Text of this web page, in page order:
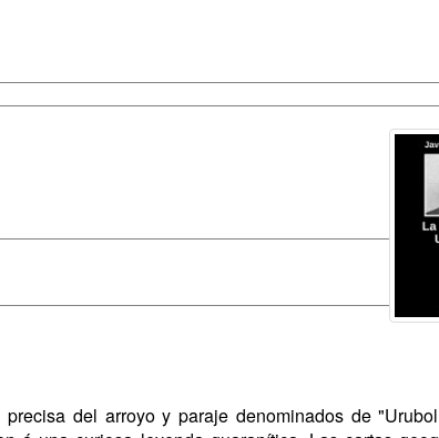
del arroyo y paraje denominados de